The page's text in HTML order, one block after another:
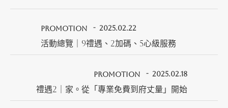
PROMOTION 2025.02.22
活動總覽｜9禮遇、2加碼、5心級服務
PROMOTION 2025.02.18
禮遇2｜家。從「專業免費到府丈量」開始